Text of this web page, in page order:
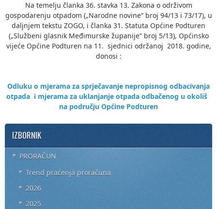
Na temelju članka 36. stavka 13. Zakona o održivom
gospodarenju otpadom („Narodne novine“ broj 94/13 i 73/17), u
daljnjem tekstu ZOGO, i članka 31. Statuta Općine Podturen
(„Službeni glasnik Međimurske županije“ broj 5/13), Općinsko
vijeće Općine Podturen na 11. sjednici održanoj 2018. godine,
donosi :
Odluku o mjerama za sprječavanje nepropisnog odbacivanja
otpada i mjerama za uklanjanje otpada odbačenog u okoliš
na području Općine Podturen
IZBORNIK
PRORAČUN
Trend praćenja proračuna
2026
2025